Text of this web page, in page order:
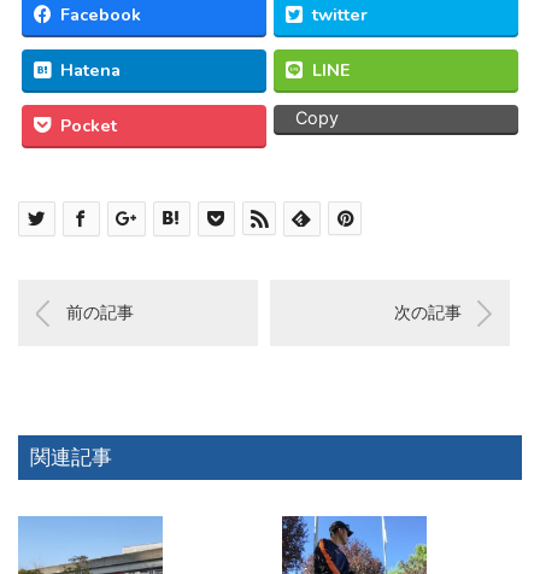
Facebook twitter
Hatena LINE
Pocket Copy
前の記事 次の記事
関連記事